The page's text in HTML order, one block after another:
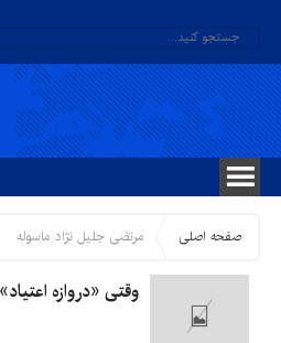
صفحه اصلی مرتضی جلیل نژاد ماسوله
وقتی «دروازه